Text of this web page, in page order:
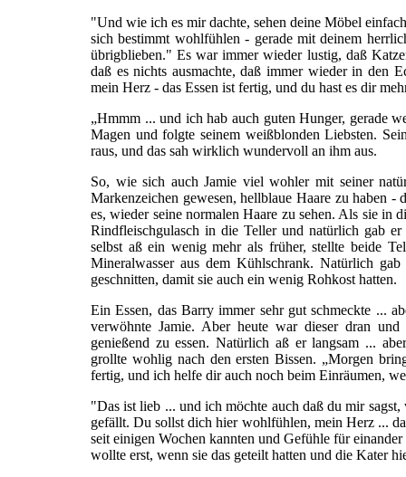
"Und wie ich es mir dachte, sehen deine Möbel
sich bestimmt wohlfühlen - gerade mit deinem
übrigblieben." Es war immer wieder lustig, daß
daß es nichts ausmachte, daß immer wieder in den
mein Herz - das Essen ist fertig, und du hast es dir
„Hmmm ... und ich hab auch guten Hunger, gerade
Magen und folgte seinem weißblonden Liebsten.
raus, und das sah wirklich wundervoll an ihm aus.
So, wie sich auch Jamie viel wohler mit seiner
Markenzeichen gewesen, hellblaue Haare zu haben -
es, wieder seine normalen Haare zu sehen. Als sie
Rindfleischgulasch in die Teller und natürlich gab
selbst aß ein wenig mehr als früher, stellte beide
Mineralwasser aus dem Kühlschrank. Natürlich
geschnitten, damit sie auch ein wenig Rohkost hatten.
Ein Essen, das Barry immer sehr gut schmeckte ...
verwöhnte Jamie. Aber heute war dieser dran
genießend zu essen. Natürlich aß er langsam ...
grollte wohlig nach den ersten Bissen. „Morgen
fertig, und ich helfe dir auch noch beim Einräumen,
"Das ist lieb ... und ich möchte auch daß du mir
gefällt. Du sollst dich hier wohlfühlen, mein Herz ...
seit einigen Wochen kannten und Gefühle für
wollte erst, wenn sie das geteilt hatten und die Kater